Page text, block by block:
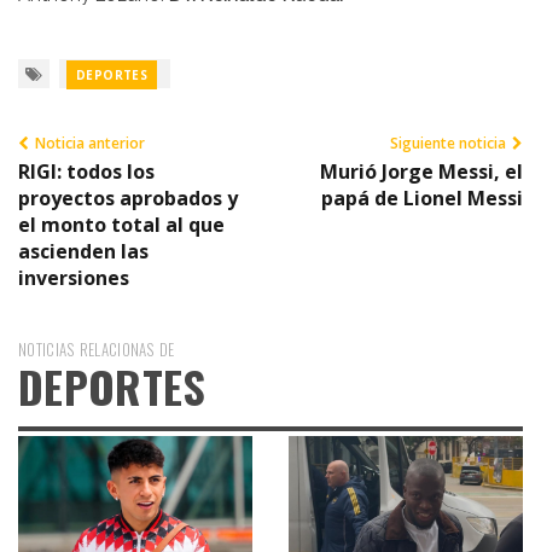
DEPORTES
Noticia anterior
RIGI: todos los
proyectos aprobados y
el monto total al que
ascienden las
inversiones
Siguiente noticia
Murió Jorge Messi, el
papá de Lionel Messi
NOTICIAS RELACIONAS DE
DEPORTES